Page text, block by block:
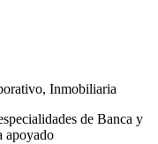
, Inmobiliaria
de Banca y
apoyado